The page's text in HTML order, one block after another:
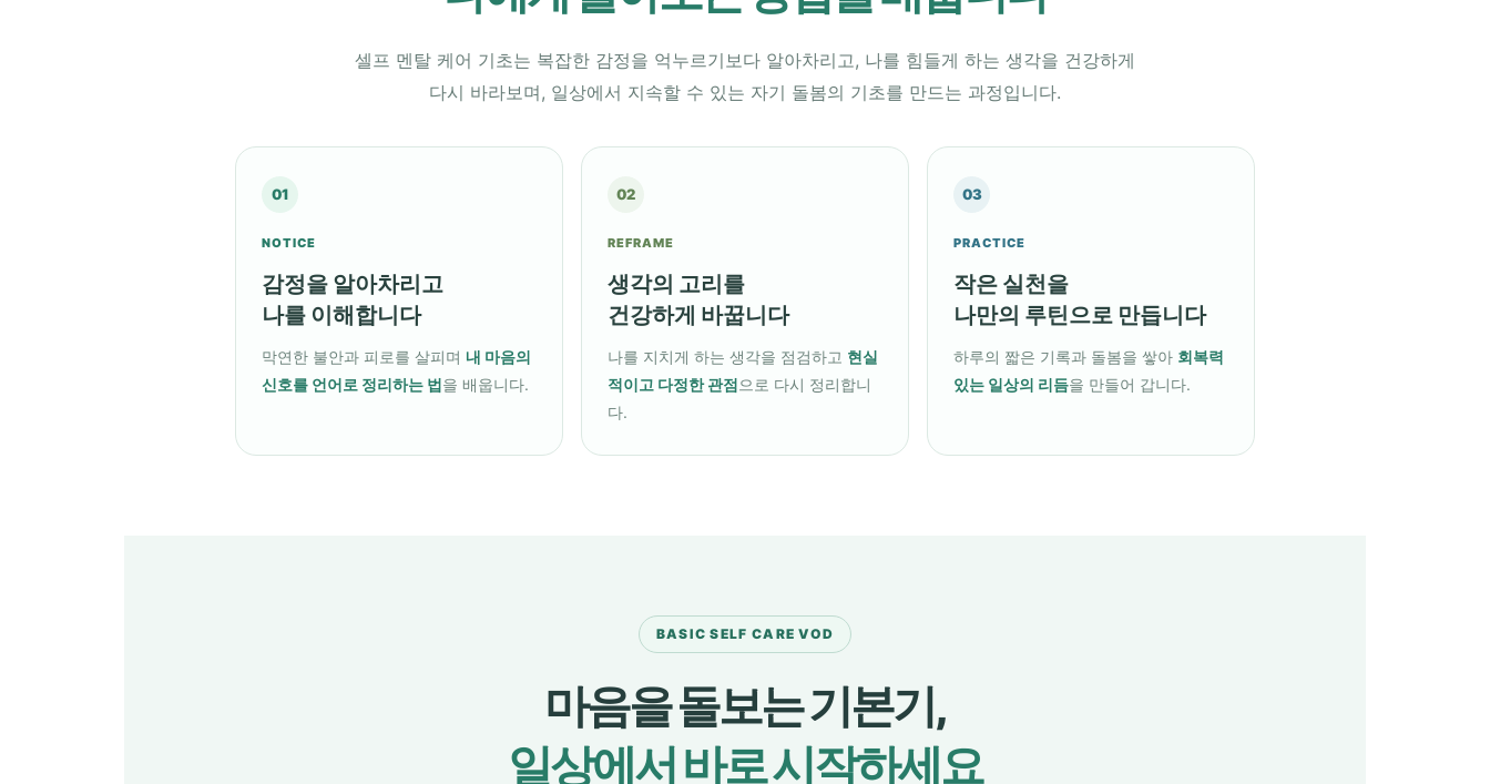
셀프 멘탈 케어 기초는 복잡한 감정을 억누르기보다 알아차리고, 나를 힘들게 하는 생각을 건강하게
다시 바라보며, 일상에서 지속할 수 있는 자기 돌봄의 기초를 만드는 과정입니다.
01
NOTICE
감정을 알아차리고
나를 이해합니다
막연한 불안과 피로를 살피며 내 마음의
신호를 언어로 정리하는 법을 배웁니다.
02
REFRAME
생각의 고리를
건강하게 바꿉니다
나를 지치게 하는 생각을 점검하고 현실
적이고 다정한 관점으로 다시 정리합니
다.
03
PRACTICE
작은 실천을
나만의 루틴으로 만듭니다
하루의 짧은 기록과 돌봄을 쌓아 회복력
있는 일상의 리듬을 만들어 갑니다.
BASIC SELF CARE VOD
마음을 돌보는 기본기,
일상에서 바로 시작하세요